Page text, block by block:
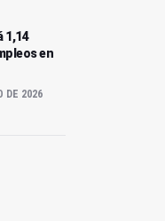
1,14
en
DE 2026